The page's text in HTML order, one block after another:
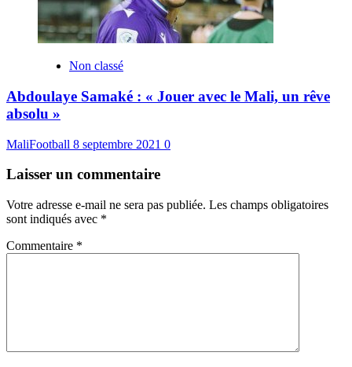
Non classé
Abdoulaye Samaké : « Jouer avec le Mali, un rêve
absolu »
MaliFootball 8 septembre 2021 0
Laisser un commentaire
Votre adresse e-mail ne sera pas publiée. Les champs obligatoires
sont indiqués avec *
Commentaire *